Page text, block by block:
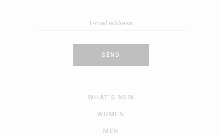
SEND
WHAT’S NEW
WOMEN
MEN